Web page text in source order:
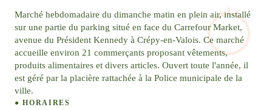
Marché hebdomadaire du dimanche matin en plein air, installé
sur une partie du parking situé en face du Carrefour Market,
avenue du Président Kennedy à Crépy-en-Valois. Ce marché
accueille environ 21 commerçants proposant vêtements,
produits alimentaires et divers articles. Ouvert toute l'année, il
est géré par la placière rattachée à la Police municipale de la
ville.
● HORAIRES